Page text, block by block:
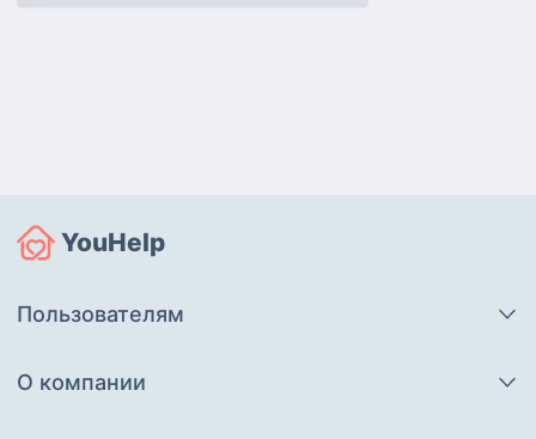
YouHelp
Пользователям
О компании